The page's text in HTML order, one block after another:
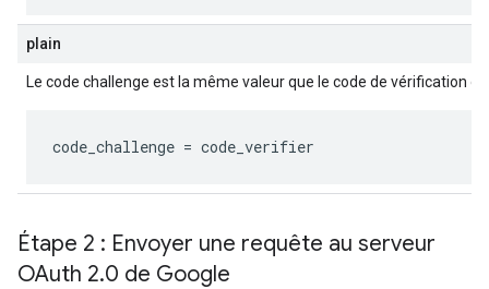
plain
Le code challenge est la même valeur que le code de vérification
code_challenge = code_verifier
Étape 2 : Envoyer une requête au serveur
OAuth 2.0 de Google